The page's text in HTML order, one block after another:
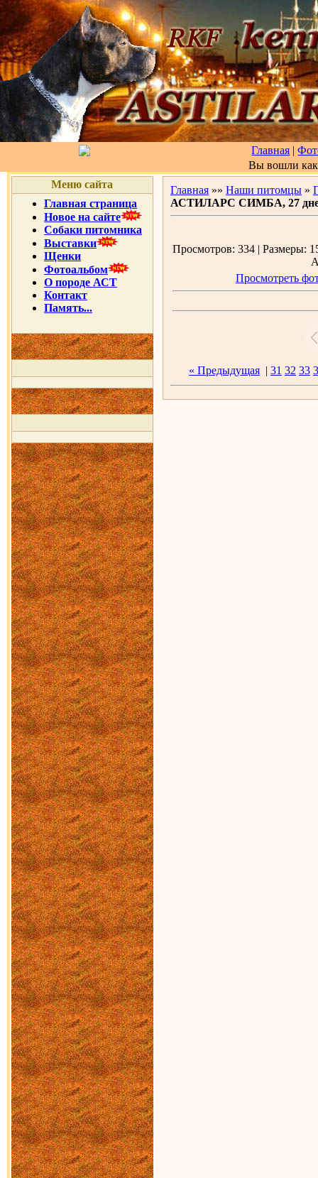
Главная |
Вы вошли
Меню сайта
Главная страница
Новое на сайте
Собаки питомника
Выставки
Щенки
Фотоальбом
О породе АСТ
Контакт
Память...
Главная »» Наши питомцы »
АСТИЛАРС СИМБА, 27
Просмотров: 334 | Размеры:
Просмотреть
« Предыдущая | 31 32 33